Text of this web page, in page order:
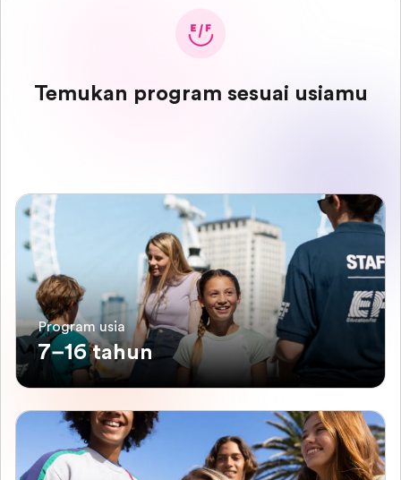
Temukan program sesuai usiamu
Program usia
7–16 tahun